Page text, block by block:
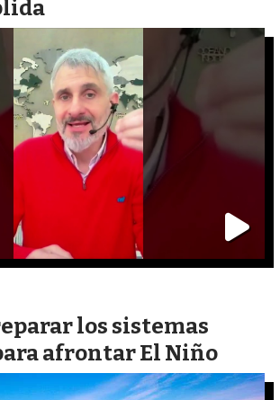
los sistemas
afrontar El Niño